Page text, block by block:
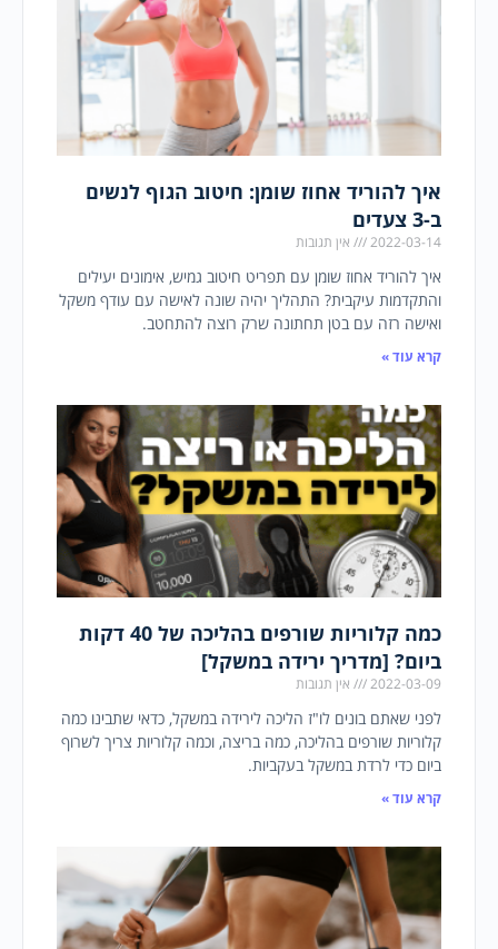
איך להוריד אחוז שומן: חיטוב הגוף לנשים
ב-3 צעדים
2022-03-14 אין תגובות
איך להוריד אחוז שומן עם תפריט חיטוב גמיש, אימונים יעילים
והתקדמות עיקבית? התהליך יהיה שונה לאישה עם עודף משקל
ואישה רזה עם בטן תחתונה שרק רוצה להתחטב.
קרא עוד »
כמה קלוריות שורפים בהליכה של 40 דקות
ביום? [מדריך ירידה במשקל]
2022-03-09 אין תגובות
לפני שאתם בונים לו"ז הליכה לירידה במשקל, כדאי שתבינו כמה
קלוריות שורפים בהליכה, כמה בריצה, וכמה קלוריות צריך לשרוף
ביום כדי לרדת במשקל בעקביות.
קרא עוד »